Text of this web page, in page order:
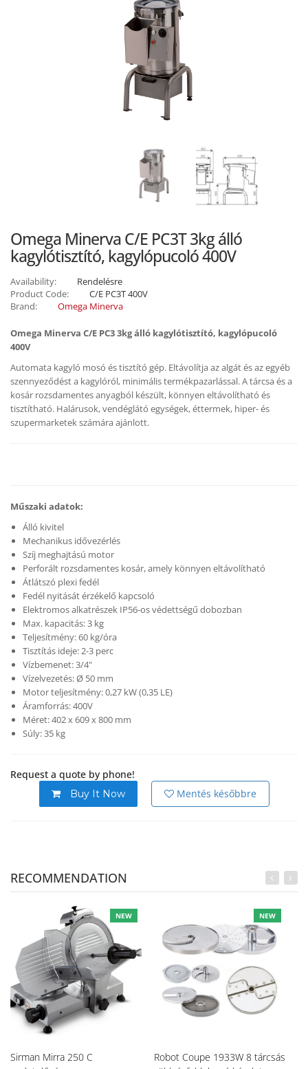
Omega Minerva C/E PC3T 3kg álló
kagylótisztító, kagylópucoló 400V
Availability:
Rendelésre
Product Code:
C/E PC3T 400V
Brand:
Omega Minerva
Omega Minerva C/E PC3 3kg álló kagylótisztító, kagylópucoló
400V
Automata kagyló mosó és tisztító gép. Eltávolítja az algát és az egyéb
szennyeződést a kagylóról, minimális termékpazarlással. A tárcsa és a
kosár rozsdamentes anyagból készült, könnyen eltávolítható és
tisztítható. Halárusok, vendéglátó egységek, éttermek, hiper- és
szupermarketek számára ajánlott.
Műszaki adatok:
Álló kivitel
Mechanikus idővezérlés
Szíj meghajtású motor
Perforált rozsdamentes kosár, amely könnyen eltávolítható
Átlátszó plexi fedél
Fedél nyitását érzékelő kapcsoló
Elektromos alkatrészek IP56-os védettségű dobozban
Max. kapacitás: 3 kg
Teljesítmény: 60 kg/óra
Tisztítás ideje: 2-3 perc
Vízbemenet: 3/4"
Vízelvezetés: Ø 50 mm
Motor teljesítmény: 0,27 kW (0,35 LE)
Áramforrás: 400V
Méret: 402 x 609 x 800 mm
Súly: 35 kg
Request a quote by phone!
Buy It Now Mentés későbbre
RECOMMENDATION
NEW
Sirman Mirra 250 C
NEW
Robot Coupe 1933W 8 tárcsás